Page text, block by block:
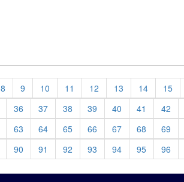
8 9 10 11 12 13 14 15
36 37 38 39 40 41 42
63 64 65 66 67 68 69
90 91 92 93 94 95 96